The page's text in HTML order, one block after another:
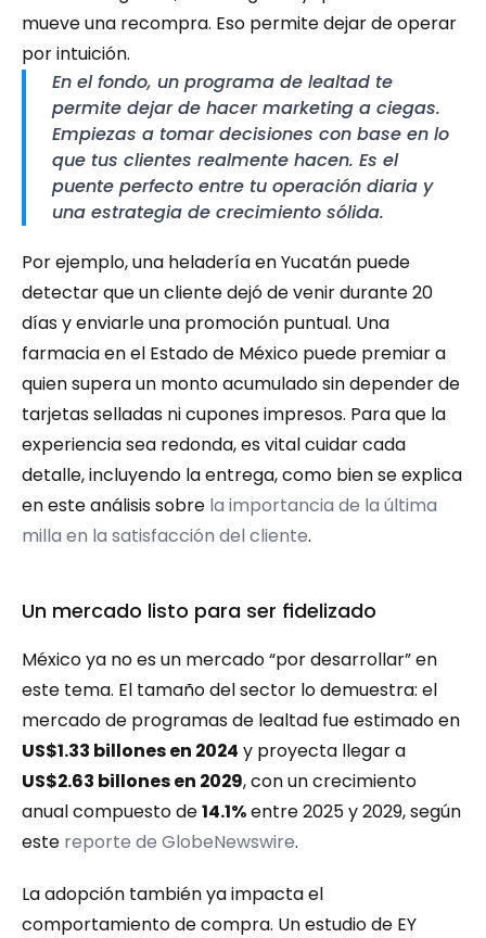
mueve una recompra. Eso permite dejar de operar
por intuición.
En el fondo, un programa de lealtad te
permite dejar de hacer marketing a ciegas.
Empiezas a tomar decisiones con base en lo
que tus clientes realmente hacen. Es el
puente perfecto entre tu operación diaria y
una estrategia de crecimiento sólida.
Por ejemplo, una heladería en Yucatán puede
detectar que un cliente dejó de venir durante 20
días y enviarle una promoción puntual. Una
farmacia en el Estado de México puede premiar a
quien supera un monto acumulado sin depender de
tarjetas selladas ni cupones impresos. Para que la
experiencia sea redonda, es vital cuidar cada
detalle, incluyendo la entrega, como bien se explica
en este análisis sobre la importancia de la última
milla en la satisfacción del cliente.
Un mercado listo para ser fidelizado
México ya no es un mercado “por desarrollar” en
este tema. El tamaño del sector lo demuestra: el
US$1.33 billones en 2024
US$2.63 billones en 2029, con un crecimiento
anual compuesto de 14.1% entre 2025 y 2029, según
este reporte de GlobeNewswire.
La adopción también ya impacta el
comportamiento de compra. Un estudio de EY